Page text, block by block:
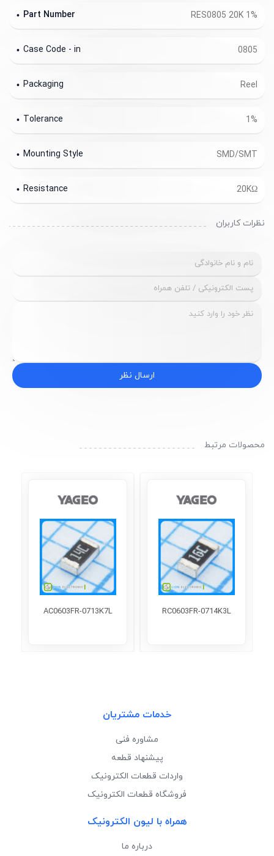
RES0805 20K 1%
Part Number
0805
Case Code - in
Reel
Packaging
1%
Tolerance
SMD/SMT
Mounting Style
20KΩ
Resistance
نظرات کاربران
ارسال نظر
محصولات مرتبط
RC0603FR-0714K3L
AC0603FR-0713K7L
خدمات مشتریان
مشاوره فنی
پیشنهاد قطعه
واردات قطعات الکترونیک
فروشگاه قطعات الکترونیک
همراه با لیون الکترونیک
درباره ما